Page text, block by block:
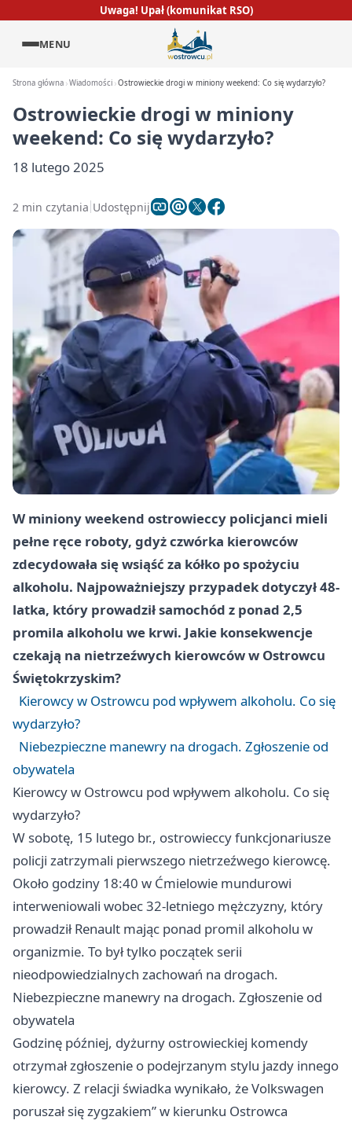
Uwaga! Upał (komunikat RSO)
MENU
Strona główna Wiadomości Ostrowieckie drogi w miniony weekend: Co się wydarzyło?
Ostrowieckie drogi w miniony
weekend: Co się wydarzyło?
18 lutego 2025
2 min czytania Udostępnij
W miniony weekend ostrowieccy policjanci mieli
pełne ręce roboty, gdyż czwórka kierowców
zdecydowała się wsiąść za kółko po spożyciu
alkoholu. Najpoważniejszy przypadek dotyczył 48-
latka, który prowadził samochód z ponad 2,5
promila alkoholu we krwi. Jakie konsekwencje
czekają na nietrzeźwych kierowców w Ostrowcu
Świętokrzyskim?
Kierowcy w Ostrowcu pod wpływem alkoholu. Co się
wydarzyło?
Niebezpieczne manewry na drogach. Zgłoszenie od
obywatela
Kierowcy w Ostrowcu pod wpływem alkoholu. Co się
wydarzyło?
W sobotę, 15 lutego br., ostrowieccy funkcjonariusze
policji zatrzymali pierwszego nietrzeźwego kierowcę.
Około godziny 18:40 w Ćmielowie mundurowi
interweniowali wobec 32-letniego mężczyzny, który
prowadził Renault mając ponad promil alkoholu w
organizmie. To był tylko początek serii
nieodpowiedzialnych zachowań na drogach.
Niebezpieczne manewry na drogach. Zgłoszenie od
obywatela
Godzinę później, dyżurny ostrowieckiej komendy
otrzymał zgłoszenie o podejrzanym stylu jazdy innego
kierowcy. Z relacji świadka wynikało, że Volkswagen
poruszał się zygzakiem” w kierunku Ostrowca